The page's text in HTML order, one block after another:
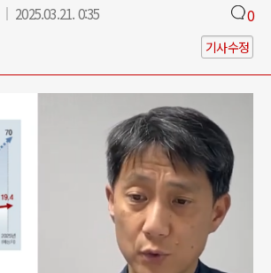
2025.03.21. 0:35 0
기사수정